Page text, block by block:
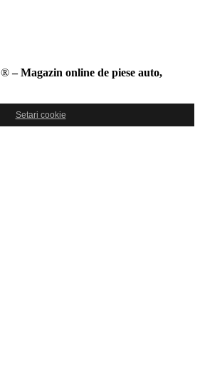
®– Magazin online de piese auto,
Setari cookie